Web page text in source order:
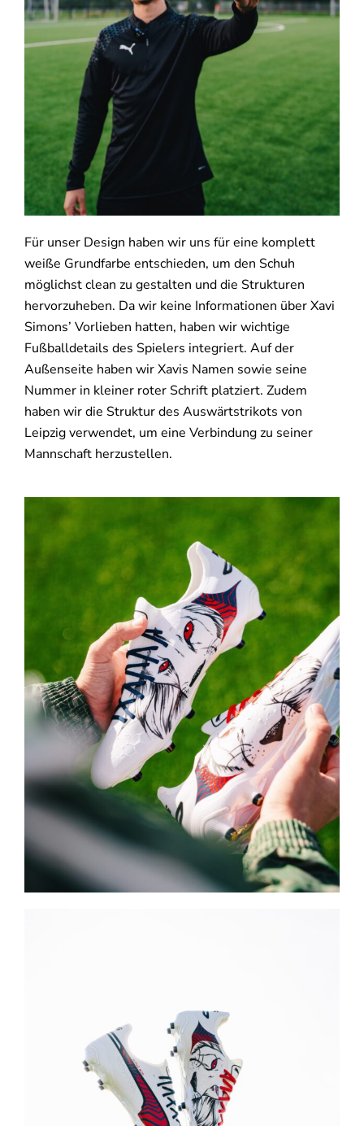
Für unser Design haben wir uns für eine komplett
weiße Grundfarbe entschieden, um den Schuh
möglichst clean zu gestalten und die Strukturen
hervorzuheben. Da wir keine Informationen über Xavi
Simons’ Vorlieben hatten, haben wir wichtige
Fußballdetails des Spielers integriert. Auf der
Außenseite haben wir Xavis Namen sowie seine
Nummer in kleiner roter Schrift platziert. Zudem
haben wir die Struktur des Auswärtstrikots von
Leipzig verwendet, um eine Verbindung zu seiner
Mannschaft herzustellen.